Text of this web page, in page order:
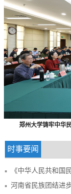
郑州大学铸牢中华
时事要闻
《中华人民共和国
河南省民族团结进步